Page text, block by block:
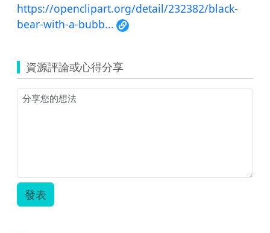
https://openclipart.org/detail/232382/black-
bear-with-a-bubb...
資源評論或心得分享
發表